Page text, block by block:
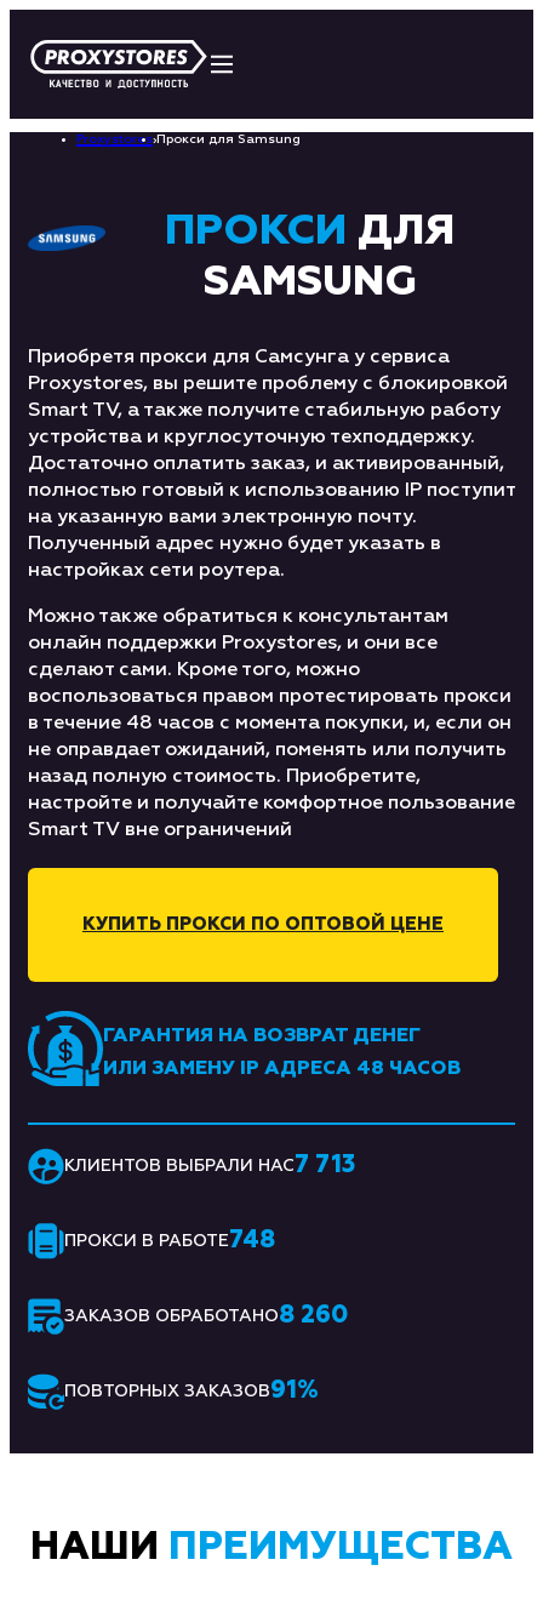
Proxystores› Прокси для Samsung
ПРОКСИ ДЛЯ
SAMSUNG
Приобретя прокси для Самсунга у сервиса
Proxystores, вы решите проблему с блокировкой
Smart TV, а также получите стабильную работу
устройства и круглосуточную техподдержку.
Достаточно оплатить заказ, и активированный,
полностью готовый к использованию IP поступит
на указанную вами электронную почту.
Полученный адрес нужно будет указать в
настройках сети роутера.
Можно также обратиться к консультантам
онлайн поддержки Proxystores, и они все
сделают сами. Кроме того, можно
воспользоваться правом протестировать прокси
в течение 48 часов с момента покупки, и, если он
не оправдает ожиданий, поменять или получить
назад полную стоимость. Приобретите,
настройте и получайте комфортное пользование
Smart TV вне ограничений
КУПИТЬ ПРОКСИ ПО ОПТОВОЙ ЦЕНЕ
ГАРАНТИЯ НА ВОЗВРАТ ДЕНЕГ
ИЛИ ЗАМЕНУ IP АДРЕСА 48 ЧАСОВ
КЛИЕНТОВ ВЫБРАЛИ НАС7 713
ПРОКСИ В РАБОТЕ748
ЗАКАЗОВ ОБРАБОТАНО8 260
ПОВТОРНЫХ ЗАКАЗОВ91 %
НАШИ ПРЕИМУЩЕСТВА